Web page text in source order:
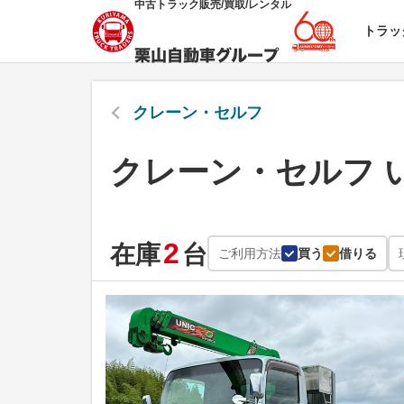
中古トラック販売/買取/レンタル
トラ
クレーン・セルフ
クレーン・セルフ
在庫2台 ご利用方法 買う 借りる